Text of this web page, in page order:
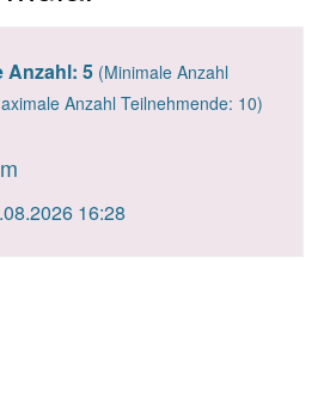
Anzahl: 5 (Minimale Anzahl
Anzahl Teilnehmende: 10)
16:28